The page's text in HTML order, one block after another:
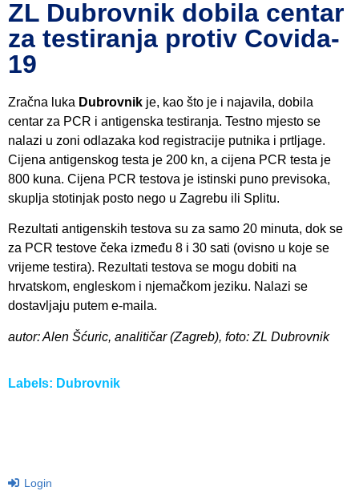
ZL Dubrovnik dobila centar
za testiranja protiv Covida-
19
Zračna luka Dubrovnik je, kao što je i najavila, dobila
centar za PCR i antigenska testiranja. Testno mjesto se
nalazi u zoni odlazaka kod registracije putnika i prtljage.
Cijena antigenskog testa je 200 kn, a cijena PCR testa je
800 kuna. Cijena PCR testova je istinski puno previsoka,
skuplja stotinjak posto nego u Zagrebu ili Splitu.
Rezultati antigenskih testova su za samo 20 minuta, dok se
za PCR testove čeka između 8 i 30 sati (ovisno u koje se
vrijeme testira). Rezultati testova se mogu dobiti na
hrvatskom, engleskom i njemačkom jeziku. Nalazi se
dostavljaju putem e-maila.
autor: Alen Šćuric, analitičar (Zagreb), foto: ZL Dubrovnik
Labels: Dubrovnik
Login